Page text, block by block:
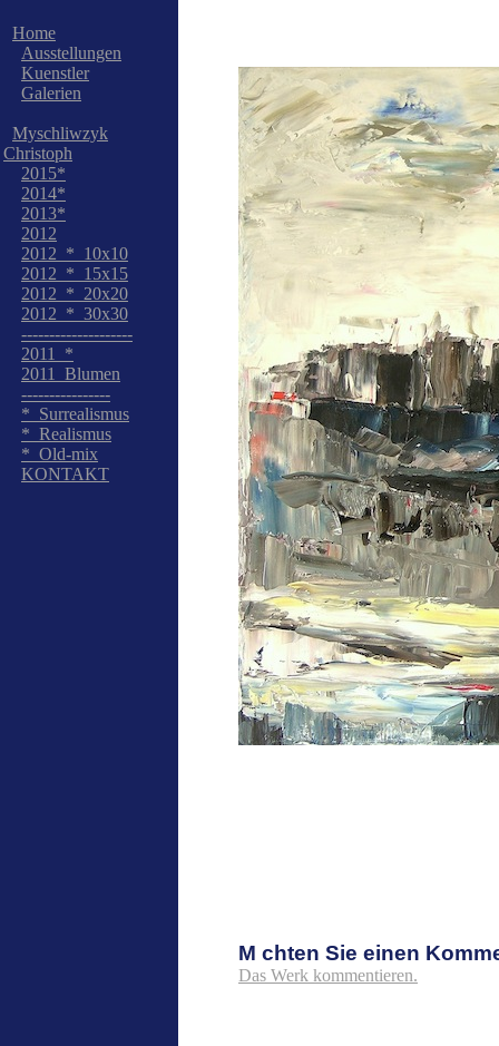
Home
Ausstellungen
Kuenstler
Galerien
Myschliwzyk
Christoph
2015*
2014*
2013*
2012
2012_*_10x10
2012_*_15x15
2012_*_20x20
2012_*_30x30
--------------------
2011_*
2011_Blumen
----------------
*_Surrealismus
*_Realismus
*_Old-mix
KONTAKT
M chten Sie einen
Das Werk kommentieren.